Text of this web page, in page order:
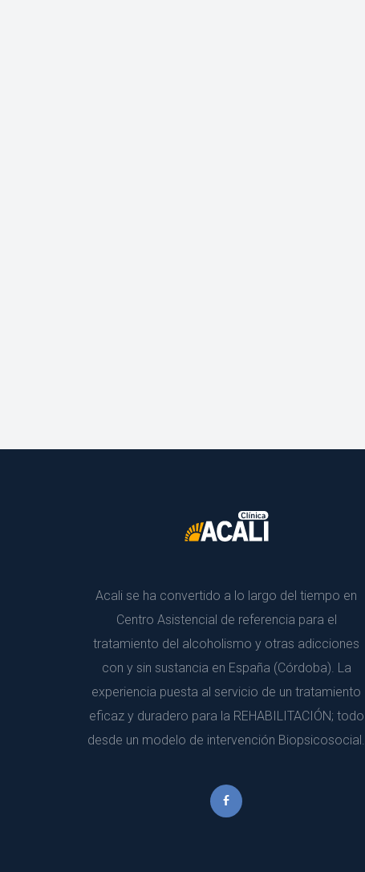
Acali se ha convertido a lo largo del tiempo en
Centro Asistencial de referencia para el
tratamiento del alcoholismo y otras adicciones
con y sin sustancia en España (Córdoba). La
experiencia puesta al servicio de un tratamiento
eficaz y duradero para la REHABILITACIÓN; todo
desde un modelo de intervención Biopsicosocial.